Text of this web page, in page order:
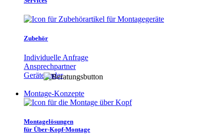
Zubehör
Individuelle Anfrage
Ansprechpartner
Gerätefinder
Montage-Konzepte
Montagelösungen
für Über-Kopf-Montage